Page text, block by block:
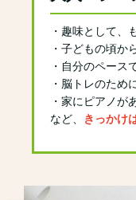
・趣味として、
・子どもの頃か
・自分のペース
・脳トレのため
・家にピアノが
など、
きっかけ